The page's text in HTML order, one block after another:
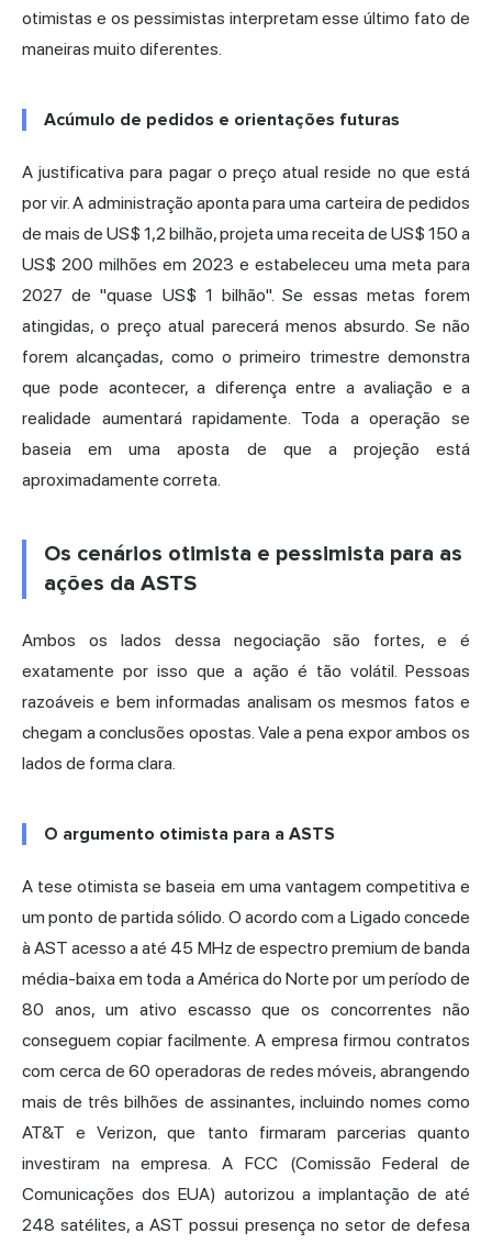
otimistas e os pessimistas interpretam esse último fato de
maneiras muito diferentes.
Acúmulo de pedidos e orientações futuras
A justificativa para pagar o preço atual reside no que está
por vir. A administração aponta para uma carteira de pedidos
de mais de US$ 1,2 bilhão, projeta uma receita de US$ 150 a
US$ 200 milhões em 2023 e estabeleceu uma meta para
2027 de "quase US$ 1 bilhão". Se essas metas forem
atingidas, o preço atual parecerá menos absurdo. Se não
forem alcançadas, como o primeiro trimestre demonstra
que pode acontecer, a diferença entre a avaliação e a
realidade aumentará rapidamente. Toda a operação se
baseia em uma aposta de que a projeção está
aproximadamente correta.
Os cenários otimista e pessimista para as
ações da ASTS
Ambos os lados dessa negociação são fortes, e é
exatamente por isso que a ação é tão volátil. Pessoas
razoáveis e bem informadas analisam os mesmos fatos e
chegam a conclusões opostas. Vale a pena expor ambos os
lados de forma clara.
O argumento otimista para a ASTS
A tese otimista se baseia em uma vantagem competitiva e
um ponto de partida sólido. O acordo com a Ligado concede
à AST acesso aaté 45 MHz de espectro premium de banda
média-baixa em toda a América do Norte por um período de
80 anos, um ativo escasso que os concorrentes não
conseguem copiar facilmente. A empresa firmou contratos
com cerca de 60 operadoras de redes móveis, abrangendo
mais de três bilhões de assinantes, incluindo nomes como
AT&T e Verizon, que tanto firmaram parcerias quanto
investiram na empresa. A FCC (Comissão Federal de
Comunicações dos EUA) autorizou a implantação de até
248 satélites, a AST possui presença no setor de defesa